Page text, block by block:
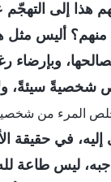
هذا إلى
أليس مثل
شخصيةً سيئةً،
المرء من
في حقيقة
ليس طاعة